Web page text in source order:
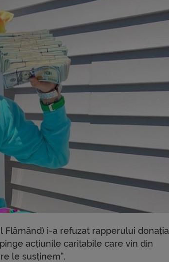
Flămând) i-a refuzat rapperului donația
acțiunile caritabile care vin din
le susținem”.